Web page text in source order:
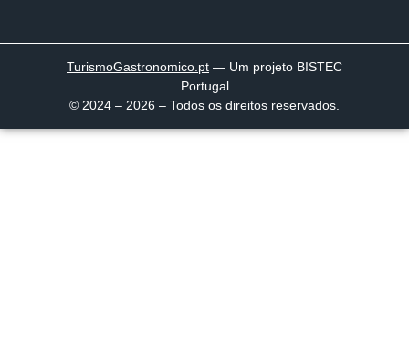
TurismoGastronomico .pt — Um projeto BISTEC
Portugal
© 2024 – 2026 – Todos os direitos reservados.